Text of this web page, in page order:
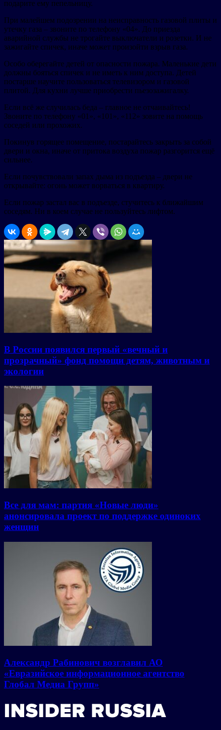
подарите ему пепельницу.
При малейшем подозрении на неисправность газовой плиты и
утечку газа – звоните по телефону «04». До приезда
аварийной службы не трогайте выключатели и розетки. И не
зажигайте спичек, иначе может произойти взрыв газа.
Особо оберегайте детей от опасности пожара. Маленькие дети
должны бояться спичек и не иметь к ним доступа. Детей
постарше научите пользоваться телевизором и газовой
плитой. Для кухни лучше приобрести пьезозажигалку.
Если всё же случилась беда – главное не отчаивайтесь!
Звоните по телефону «01», «101», «112» зовите на помощь
соседей или прохожих.
Покинув горящее помещение, постарайтесь закрыть за собой
двери и окна, иначе от притока воздуха пожар разгорится ещё
сильнее.
Если почувствовали запах дыма из подъезда – двери не
открывайте: огонь может ворваться в квартиру.
Если пожар застал вас в подъезде, стучитесь к ближайшим
соседям. Ни в коем случае не пользуйтесь лифтом.
В России появился первый «вечный и
прозрачный» фонд помощи детям, животным и
экологии
Все для мам: партия «Новые люди»
анонсировала проект по поддержке одиноких
женщин
Александр Рабинович возглавил АО
«Евразийское информационное агентство
Глобал Медиа Групп»